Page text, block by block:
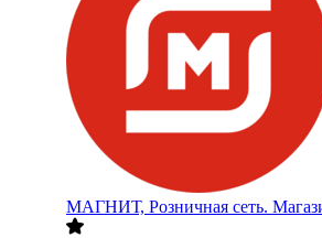
МАГНИТ, Розничная сеть.